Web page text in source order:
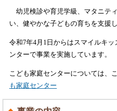
幼児検診や育児学級、マタニテ
い、健やかな子どもの育ちを支援し
令和7年4月1日からはスマイルキ
ンターで事業を実施しています。
こども家庭センターについては
も家庭センター